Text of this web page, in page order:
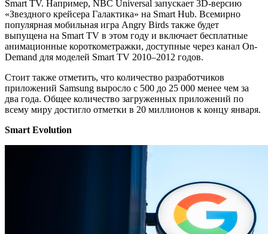
Smart TV. Например, NBC Universal запускает 3D-версию
«Звездного крейсера Галактика» на Smart Hub. Всемирно
популярная мобильная игра Angry Birds также будет
выпущена на Smart TV в этом году и включает бесплатные
анимационные короткометражки, доступные через канал On-
Demand для моделей Smart TV 2010–2012 годов.
Стоит также отметить, что количество разработчиков
приложений Samsung выросло с 500 до 25 000 менее чем за
два года. Общее количество загруженных приложений по
всему миру достигло отметки в 20 миллионов к концу января.
Smart Evolution